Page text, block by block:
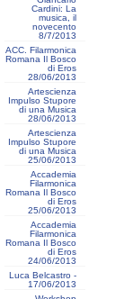
Cardini: La
musica, il
novecento
8/7/2013
ACC. Filarmonica
Romana Il Bosco
di Eros
28/06/2013
Artescienza
Impulso Stupore
di una Musica
28/06/2013
Artescienza
Impulso Stupore
di una Musica
25/06/2013
Accademia
Filarmonica
Romana Il Bosco
di Eros
25/06/2013
Accademia
Filarmonica
Romana Il Bosco
di Eros
24/06/2013
Luca Belcastro -
17/06/2013